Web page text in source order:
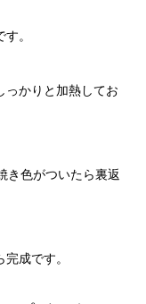
。
っかりと加熱してお
き色がついたら裏返
成です。